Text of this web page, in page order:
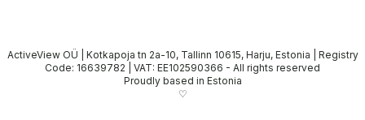
ActiveView OÜ | Kotkapoja tn 2a-10, Tallinn 10615, Harju, Estonia | Registry
Code: 16639782 | VAT: EE102590366 - All rights reserved
Proudly based in Estonia
♡